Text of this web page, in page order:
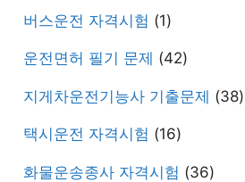
버스운전 자격시험 (1)
운전면허 필기 문제 (42)
지게차운전기능사 기출문제 (38)
택시운전 자격시험 (16)
화물운송종사 자격시험 (36)